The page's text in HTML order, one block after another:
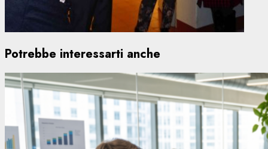
Potrebbe interessarti anche